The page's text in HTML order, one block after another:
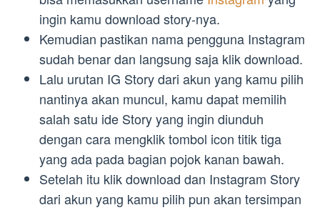
ingin kamu download story-nya.
Kemudian pastikan nama pengguna Instagram
sudah benar dan langsung saja klik download.
Lalu urutan IG Story dari akun yang kamu pilih
nantinya akan muncul, kamu dapat memilih
salah satu ide Story yang ingin diunduh
dengan cara mengklik tombol icon titik tiga
yang ada pada bagian pojok kanan bawah.
Setelah itu klik download dan Instagram Story
dari akun yang kamu pilih pun akan tersimpan